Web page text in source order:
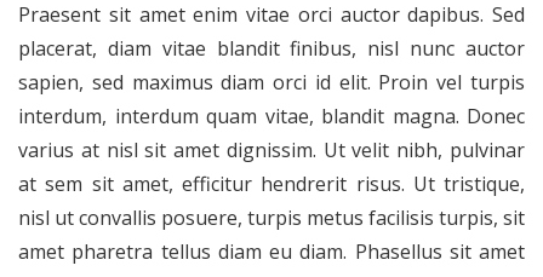
Praesent sit amet enim vitae orci auctor dapibus. Sed
placerat, diam vitae blandit finibus, nisl nunc auctor
sapien, sed maximus diam orci id elit. Proin vel turpis
interdum, interdum quam vitae, blandit magna. Donec
varius at nisl sit amet dignissim. Ut velit nibh, pulvinar
at sem sit amet, efficitur hendrerit risus. Ut tristique,
nisl ut convallis posuere, turpis metus facilisis turpis, sit
amet pharetra tellus diam eu diam. Phasellus sit amet